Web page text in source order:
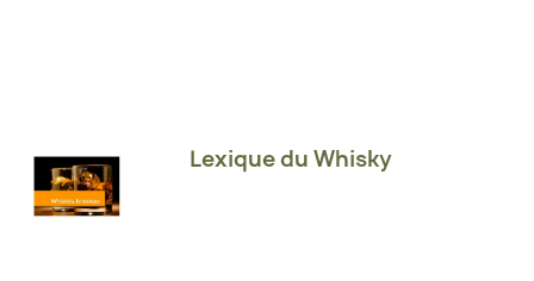
Lexique du Whisky